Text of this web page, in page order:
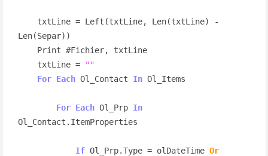
Len(Separ))
    txtLine =
""
For Each Ol_Contact In Ol_Items
For Each Ol_Prp In
Ol_Contact.ItemProperties
If Ol_Prp.Type = olDateTime Or